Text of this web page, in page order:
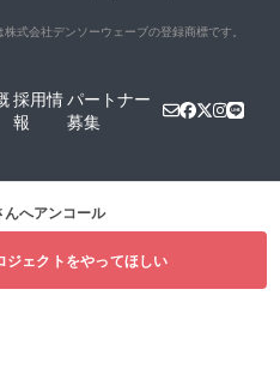
株式会社デンソーウェーブの登録商標です。
採用情
報
パートナー
募集
んへアンコール
ジェクトをやってほしい